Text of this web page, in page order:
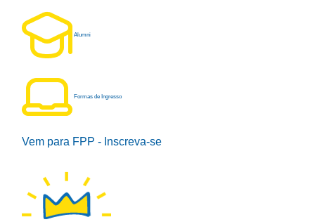
Alumni
Formas de Ingresso
Vem para FPP - Inscreva-se